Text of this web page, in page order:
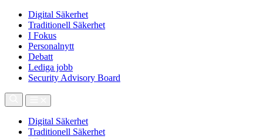
Digital Säkerhet
Traditionell Säkerhet
I Fokus
Personalnytt
Debatt
Lediga jobb
Security Advisory Board
Digital Säkerhet
Traditionell Säkerhet